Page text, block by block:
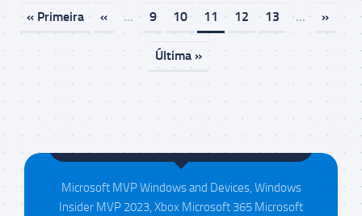
« Primeira « ... 9 10 11 12 13 ... »
Última »
Microsoft MVP Windows and Devices, Windows
Insider MVP 2023, Xbox Microsoft 365 Microsoft